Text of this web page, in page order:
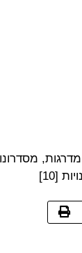
מדרגות,
[10]